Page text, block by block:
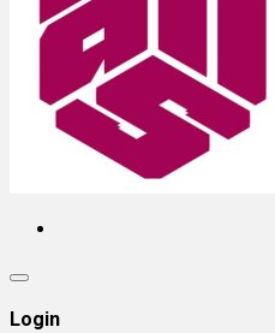
Login